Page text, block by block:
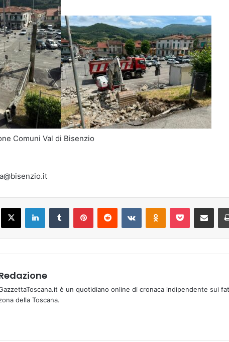
Comuni Val di Bisenzio
è un quotidiano online di cronaca indipendente sui
della Toscana.